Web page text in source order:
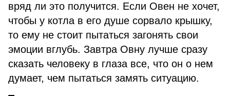
вряд ли это получится. Если Овен не хочет,
чтобы у котла в его душе сорвало крышку,
то ему не стоит пытаться загонять свои
эмоции вглубь. Завтра Овну лучше сразу
сказать человеку в глаза все, что он о нем
думает, чем пытаться замять ситуацию.